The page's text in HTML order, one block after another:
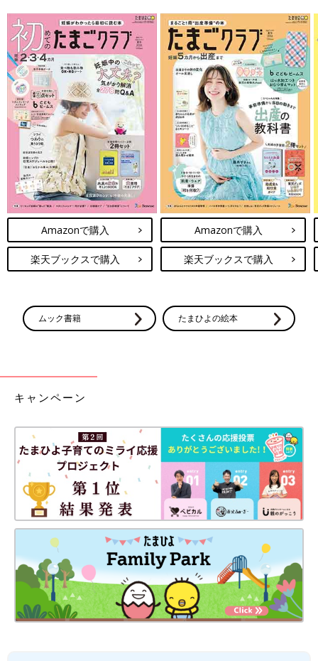
方・レシピ 離乳食完了期1歳 ～1歳6ヶ月
ごろ
1歳～1歳6ヶ月ごろから使える、米、めん、パ
ンなど炭水化物を含む食材を使った、エネルギ
ー源になる炭水化物のレシピをご紹介。桜えび
とキャベツの焼きうどん
サラダうどん 作り方・レシピ 離乳食完
了期1歳 ～1歳6ヶ月ごろ
1歳～1歳6ヶ月ごろから使える、米、めん、パ
ンなど炭水化物を含む食材を使った、エネルギ
ー源になる炭水化物のレシピをご紹介。サラダ
うどん
離乳完了期 1才～1才6カ月ごろ「うどん」のレ
シピ一覧はこちら
このレシピの離乳食の考え方や材料の下ごしらえ、電子レンジの
ださい。
電子レンジについて
●電子レンジは600Wが基準です。電子レンジが600W以外のワッ
ト数の場合、加熱時間はメーカーにお問い合わせください。電子
レンジは機種により加熱時間が違います。初めはレシピより短い
時間で加熱し、様子を見ながら加熱時間を調節しましょう。
●電子レンジで液体を加熱するとき、沸点に達していても沸騰し
ない場合がごくまれにあります。この状態の液体がちょっとした
刺激で急激に沸騰を起こし、液体が激しく飛び散ることがありま
す(＝突沸現象)。やけどの原因になりますので、ご注意くださ
い。
●電子レンジを使う際は、広口の耐熱容器に入れて水分を加え、
ふんわりとラップをかけて加熱することを前提としています。
Amazonで購入
楽天ブックスで購入
Amazonで購入
楽天ブックスで購入
ムック書籍 たまひよの絵本
キャンペーン